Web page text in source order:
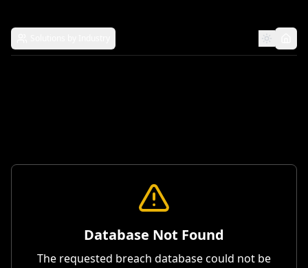
Database Not Found
The requested breach database could not be